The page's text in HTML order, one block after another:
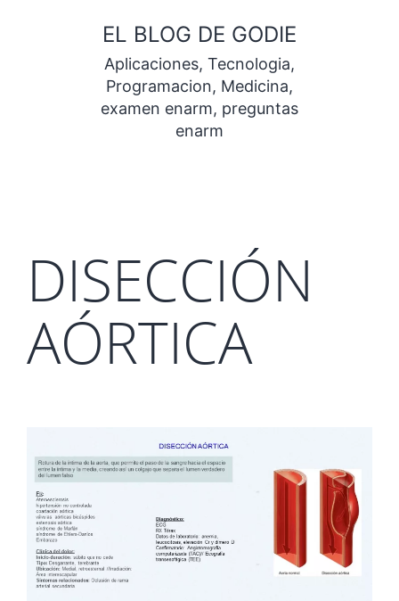
contenido
EL BLOG DE GODIE
Aplicaciones, Tecnologia,
Programacion, Medicina,
examen enarm, preguntas
enarm
DISECCIÓN
AÓRTICA